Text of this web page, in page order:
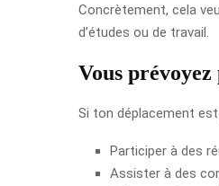
Concrètement, cela
d’études ou de travail.
Vous
Si ton déplacement
Participer à des
Assister à des